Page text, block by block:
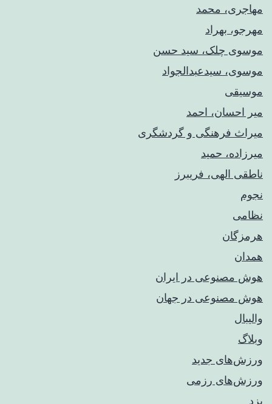
مهاجری، محمد
مهرجو، بهراد
موسوی چلک، سید حسن
موسوی، سیدعبدالجواد
موسیقی
میر احسان، احمد
میراث فرهنگی و گردشگری
میرزاده، حمید
ناطقی الهی، فریبرز
نجوم
نظامی
هرمزگان
همدان
هوش مصنوعی در ایران
هوش مصنوعی در جهان
والیبال
وبلاگ
ورزش‌های جدید
ورزش‌های رزمی
یزد